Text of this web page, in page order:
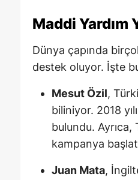
Maddi Yardım
Dünya çapında
destek oluyor. İşte
Mesut Özil,
biliniyor. 2018
bulundu.
kampanya
Juan Mata,